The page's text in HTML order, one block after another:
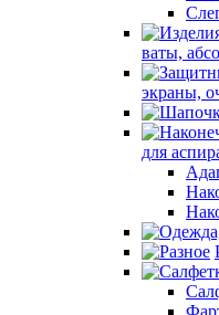
ваты,
экраны,
для